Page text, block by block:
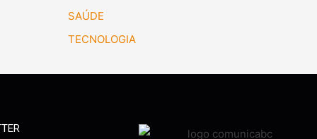
SAÚDE
TECNOLOGIA